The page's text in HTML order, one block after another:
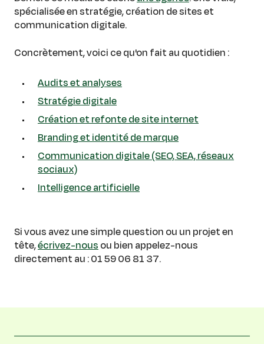
spécialisée en stratégie, création de sites et
communication digitale.
Concrètement, voici ce qu'on fait au quotidien :
Audits et analyses
Stratégie digitale
Création et refonte de site internet
Branding et identité de marque
Communication digitale (SEO, SEA, réseaux
sociaux)
Intelligence artificielle
Si vous avez une simple question ou un projet en
tête,écrivez-nous ou bien appelez-nous
directement au : 01 59 06 81 37.